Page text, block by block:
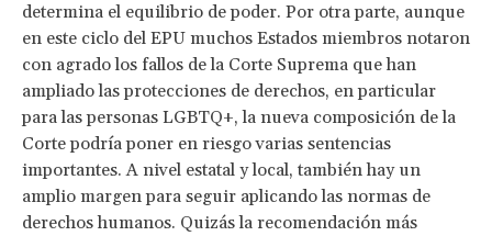
determina el equilibrio de poder. Por otra parte, aunque
en este ciclo del EPU muchos Estados miembros notaron
con agrado los fallos de la Corte Suprema que han
ampliado las protecciones de derechos, en particular
para las personas LGBTQ+, la nueva composición de la
Corte podría poner en riesgo varias sentencias
importantes. A nivel estatal y local, también hay un
amplio margen para seguir aplicando las normas de
derechos humanos. Quizás la recomendación más